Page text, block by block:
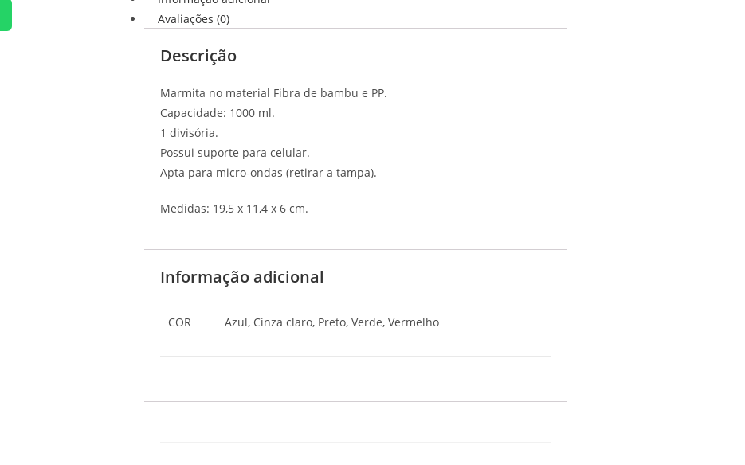
Avaliações (0)
Descrição
Marmita no material Fibra de bambu e PP.
Capacidade: 1000 ml.
1 divisória.
Possui suporte para celular.
Apta para micro-ondas (retirar a tampa).
Medidas: 19,5 x 11,4 x 6 cm.
Informação adicional
COR Azul, Cinza claro, Preto, Verde, Vermelho